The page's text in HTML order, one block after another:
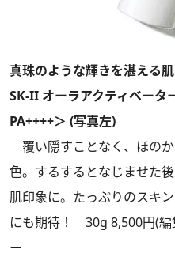
真珠のような輝きを湛える
SK-II オーラアクティベータ
PA++++＞ (写真左)
覆い隠すことなく、ほの
色。するするとなじませた
肌印象に。たっぷりのスキ
にも期待！ 30g 8,500円(編
ー